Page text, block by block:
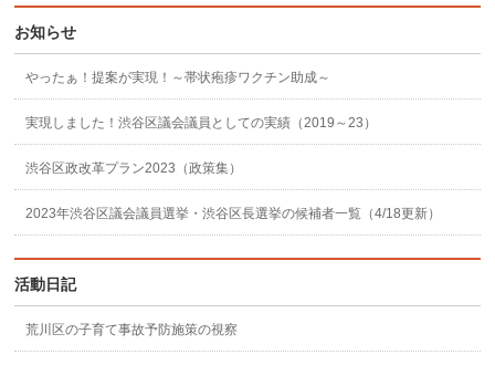
お知らせ
やったぁ！提案が実現！～帯状疱疹ワクチン助成～
実現しました！渋谷区議会議員としての実績（2019～23）
渋谷区政改革プラン2023（政策集）
2023年渋谷区議会議員選挙・渋谷区長選挙の候補者一覧（4/18更新）
活動日記
荒川区の子育て事故予防施策の視察